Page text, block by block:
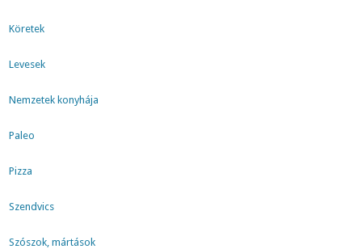
Köretek
Levesek
Nemzetek konyhája
Paleo
Pizza
Szendvics
Szószok, mártások